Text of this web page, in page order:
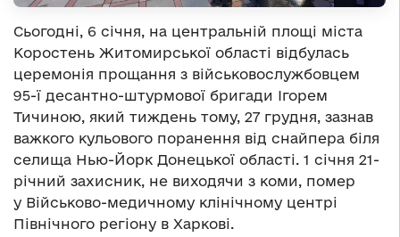
Сьогодні, 6 січня, на центральній площі міста
Коростень Житомирської області відбулась
церемонія прощання з військовослужбовцем
95-ї десантно-штурмової бригади Ігорем
Тичиною, який тиждень тому, 27 грудня, зазнав
важкого кульового поранення від снайпера біля
селища Нью-Йорк Донецької області. 1 січня 21-
річний захисник, не виходячи з коми, помер
у Військово-медичному клінічному центрі
Північного регіону в Харкові.